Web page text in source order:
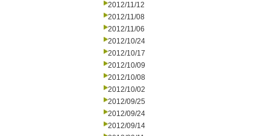
2012/11/12
2012/11/08
2012/11/06
2012/10/24
2012/10/17
2012/10/09
2012/10/08
2012/10/02
2012/09/25
2012/09/24
2012/09/14